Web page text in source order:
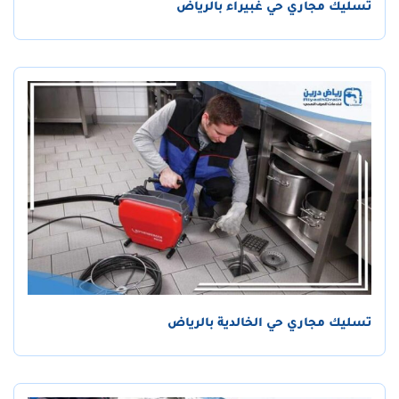
تسليك مجاري حي غبيراء بالرياض
تسليك مجاري حي الخالدية بالرياض